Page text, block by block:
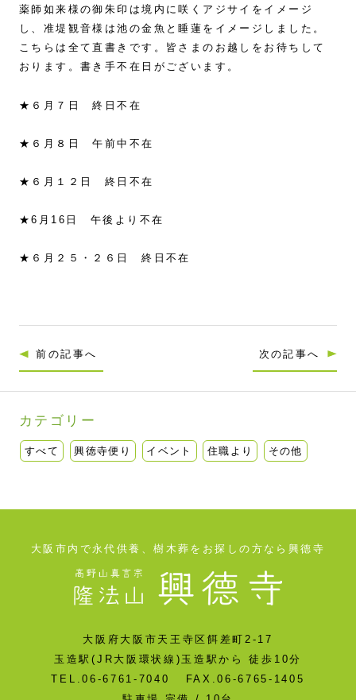
薬師如来様の御朱印は境内に咲くアジサイをイメージ
し、准堤観音様は池の金魚と睡蓮をイメージしました。
こちらは全て直書きです。皆さまのお越しをお待ちして
おります。書き手不在日がございます。
★６月７日 終日不在
★６月８日 午前中不在
★６月１２日 終日不在
★6月16日 午後より不在
★６月２５・２６日 終日不在
前の記事へ 次の記事へ
カテゴリー
すべて 興徳寺便り イベント 住職より その他
大阪市内で永代供養、樹木葬をお探しの方なら興德寺
大阪府大阪市天王寺区餌差町2-17
玉造駅(JR大阪環状線)玉造駅から 徒歩10分
TEL.06-6761-7040 FAX.06-6765-1405